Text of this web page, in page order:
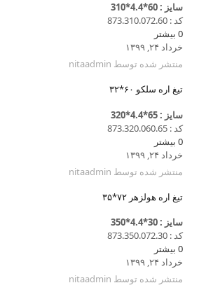
سایز : 60*4.4*310
کد : 873.310.072.60
0 بیشتر
خرداد ۲۴, ۱۳۹۹
منتشر شده توسط nitaadmin
تیغ اره سلکو ۶۰*۳۲
سایز : 65*4.4*320
کد : 873.320.060.65
0 بیشتر
خرداد ۲۴, ۱۳۹۹
منتشر شده توسط nitaadmin
تیغ اره هولزهر ۷۲*۳۵
سایز : 30*4.4*350
کد : 873.350.072.30
0 بیشتر
خرداد ۲۴, ۱۳۹۹
منتشر شده توسط nitaadmin